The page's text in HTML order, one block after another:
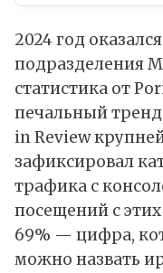
2024 год
подразделения
статистика от
печальный
in Review
зафиксировал
трафика с
посещений с
69% — цифра,
можно назвать